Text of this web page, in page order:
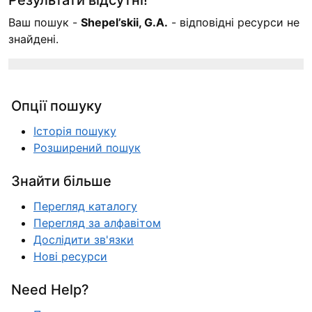
Ваш пошук - Shepel’skii, G.A. - відповідні ресурси не
знайдені.
Опції пошуку
Історія пошуку
Розширений пошук
Знайти більше
Перегляд каталогу
Перегляд за алфавітом
Дослідити зв'язки
Нові ресурси
Need Help?